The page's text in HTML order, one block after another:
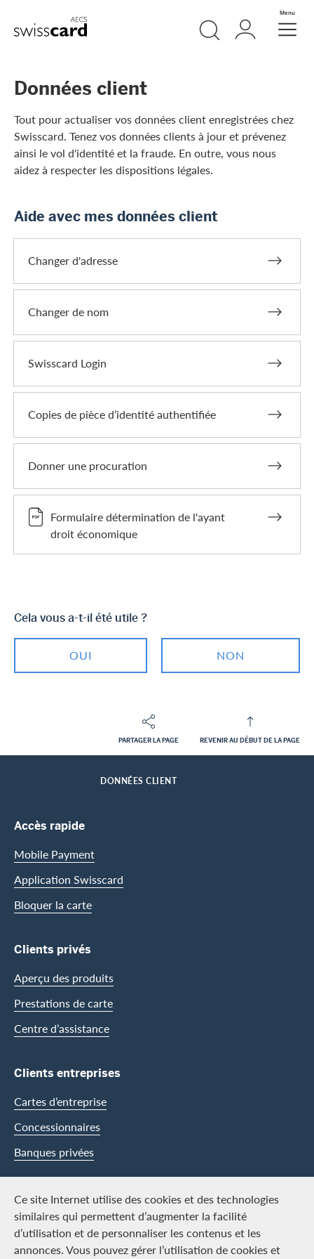
Ce site Internet utilise des cookies et des technologies
similaires qui permettent d’augmenter la facilité
d’utilisation et de personnaliser les contenus et les
annonces. Vous pouvez gérer l’utilisation de cookies et
Header
Logo Meta Navigation
Recherche
Login Menu
Données client
Tout pour actualiser vos données client enregistrées chez
Swisscard. Tenez vos données clients à jour et prévenez
ainsi le vol d'identité et la fraude. En outre, vous nous
aidez à respecter les dispositions légales.
Aide avec mes données client
Changer d'adresse
Changer de nom
Swisscard Login
Copies de pièce d’identité authentifiée
Donner une procuration
Formulaire détermination de l'ayant
droit économique
Cela vous a-t-il été utile ?
OUI NON
PARTAGER LA PAGE REVENIR AU DÉBUT DE LA PAGE
Footer
DONNÉES CLIENT
Footer Navigation
Accès rapide
Mobile Payment
Application Swisscard
Bloquer la carte
Clients privés
Aperçu des produits
Prestations de carte
Centre d’assistance
Clients entreprises
Cartes d’entreprise
Concessionnaires
Banques privées
Swisscard
Carrière
Offres d’emploi